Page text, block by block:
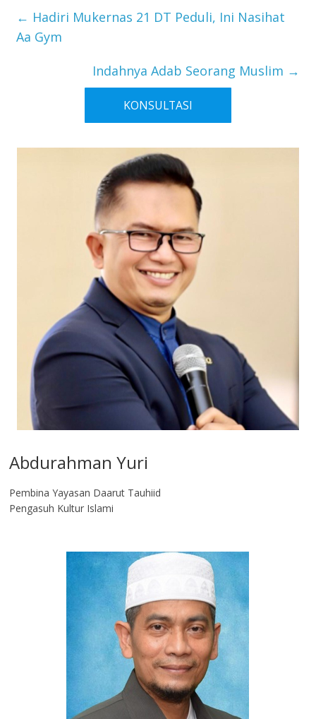
← Hadiri Mukernas 21 DT Peduli, Ini Nasihat
Aa Gym
Indahnya Adab Seorang Muslim →
KONSULTASI
Abdurahman Yuri
Pembina Yayasan Daarut Tauhiid
Pengasuh Kultur Islami